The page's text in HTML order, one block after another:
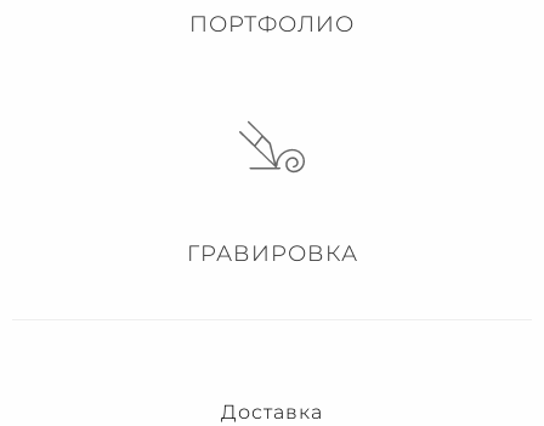
ПОРТФОЛИО
ГРАВИРОВКА
Доставка